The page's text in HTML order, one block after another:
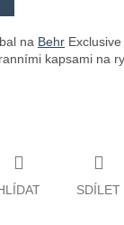
na Behr
kapsami na
SDÍLET